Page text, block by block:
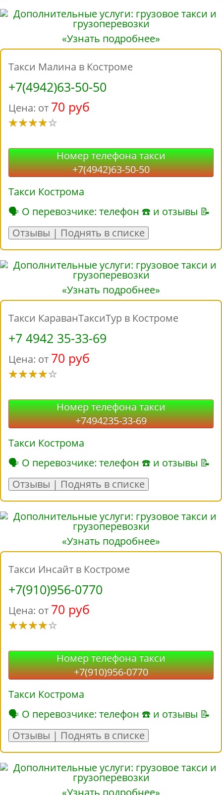
«Узнать подробнее»
Такси Малина в Костроме
+7(4942)63-50-50
Цена: от 70 руб
Номер телефона такси
+7(4942)63-50-50
Такси Кострома
🗣 О перевозчике: телефон ☎ и отзывы 📝
Отзывы | Поднять в списке
«Узнать подробнее»
Такси КараванТаксиТур в Костроме
+7 4942 35-33-69
Цена: от 70 руб
Номер телефона такси
+7494235-33-69
Такси Кострома
🗣 О перевозчике: телефон ☎ и отзывы 📝
Отзывы | Поднять в списке
«Узнать подробнее»
Такси Инсайт в Костроме
+7(910)956-0770
Цена: от 70 руб
Номер телефона такси
+7(910)956-0770
Такси Кострома
🗣 О перевозчике: телефон ☎ и отзывы 📝
Отзывы | Поднять в списке